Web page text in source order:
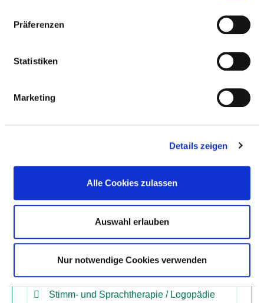
Präferenzen
Statistiken
Marketing
Details zeigen
Alle Cookies zulassen
Auswahl erlauben
Nur notwendige Cookies verwenden
Wirbelsäulengymnastik
Schmerztherapie /-management
Spezielles pflegerisches Leistungsangebot
Stimm- und Sprachtherapie / Logopädie